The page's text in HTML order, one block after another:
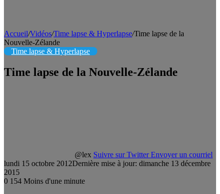
Accueil/Vidéos/Time lapse & Hyperlapse/Time lapse de la
Nouvelle-Zélande
Time lapse & Hyperlapse
Time lapse de la Nouvelle-Zélande
@lex Suivre sur Twitter Envoyer un courriel
lundi 15 octobre 2012Dernière mise à jour: dimanche 13 décembre
2015
0 154 Moins d'une minute